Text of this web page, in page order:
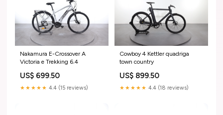
Nakamura E-Crossover A
Victoria e Trekking 6.4
US$ 699.50
★★★★★ 4.4 (15 reviews)
Cowboy 4 Kettler quadriga
town country
US$ 899.50
★★★★★ 4.4 (18 reviews)